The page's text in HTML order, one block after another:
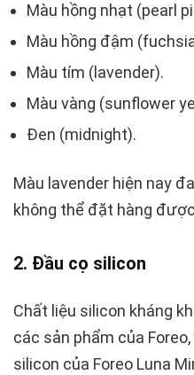
Màu hồng nhạt (pearl
Màu hồng đậm
Màu tím (lavender).
Màu vàng (sunflower
Đen (midnight).
Màu lavender hiện nay
không thể đặt hàng
2. Đầu cọ silicon
Chất liệu silicon kháng
các sản phẩm của
silicon của Foreo Luna